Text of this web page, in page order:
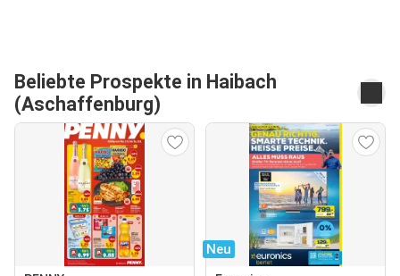
Beliebte Prospekte in Haibach
(Aschaffenburg)
Neu